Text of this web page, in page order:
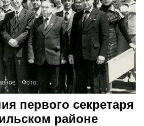
Фото:
первого секретаря
районе